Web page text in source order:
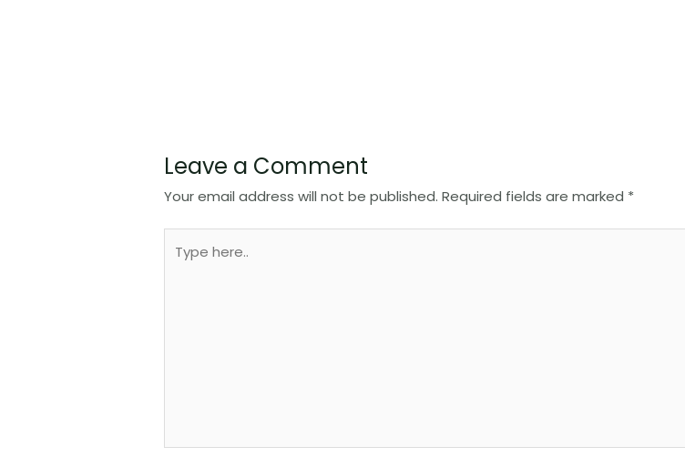
Leave a Comment
Your email address will not be published. Required fields are marked *